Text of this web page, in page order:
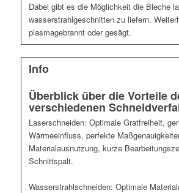
Dabei gibt es die Möglichkeit die Bleche
wasserstrahlgeschnitten zu liefern.
plasmagebrannt oder gesägt.
Info
Überblick über die Vorteile
verschiedenen
Laserschneiden: Optimale Gratfreiheit,
Wärmeeinfluss, perfekte
Materialausnutzung, kurze
Schnittspalt.
Wasserstrahlschneiden: Optimale